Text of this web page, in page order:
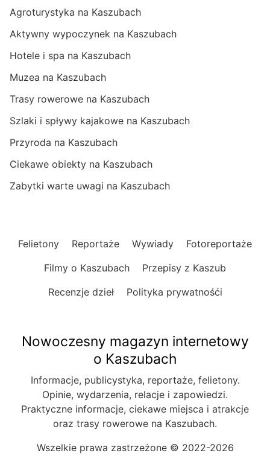
Agroturystyka na Kaszubach
Aktywny wypoczynek na Kaszubach
Hotele i spa na Kaszubach
Muzea na Kaszubach
Trasy rowerowe na Kaszubach
Szlaki i spływy kajakowe na Kaszubach
Przyroda na Kaszubach
Ciekawe obiekty na Kaszubach
Zabytki warte uwagi na Kaszubach
Felietony Reportaże Wywiady
Fotoreportaże
Filmy o Kaszubach
Przepisy z Kaszub
Recenzje dzieł
Polityka prywatnośći
Nowoczesny magazyn internetowy
o Kaszubach
Informacje, publicystyka, reportaże, felietony.
Opinie, wydarzenia, relacje i zapowiedzi.
Praktyczne informacje, ciekawe miejsca i atrakcje
oraz trasy rowerowe na Kaszubach.
Wszelkie prawa zastrzeżone © 2022-2026